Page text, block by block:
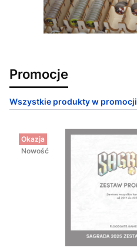
Promocje
Wszystkie produkty w promocji
Okazja
Nowość